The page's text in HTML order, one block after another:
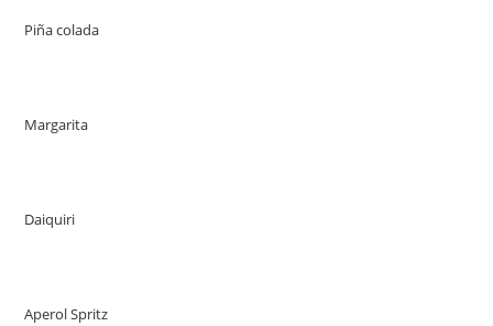
Piña colada
Margarita
Daiquiri
Aperol Spritz